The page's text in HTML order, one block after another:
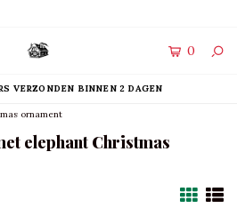
0
VERZONDEN BINNEN 2 DAGEN
ornament
elephant Christmas